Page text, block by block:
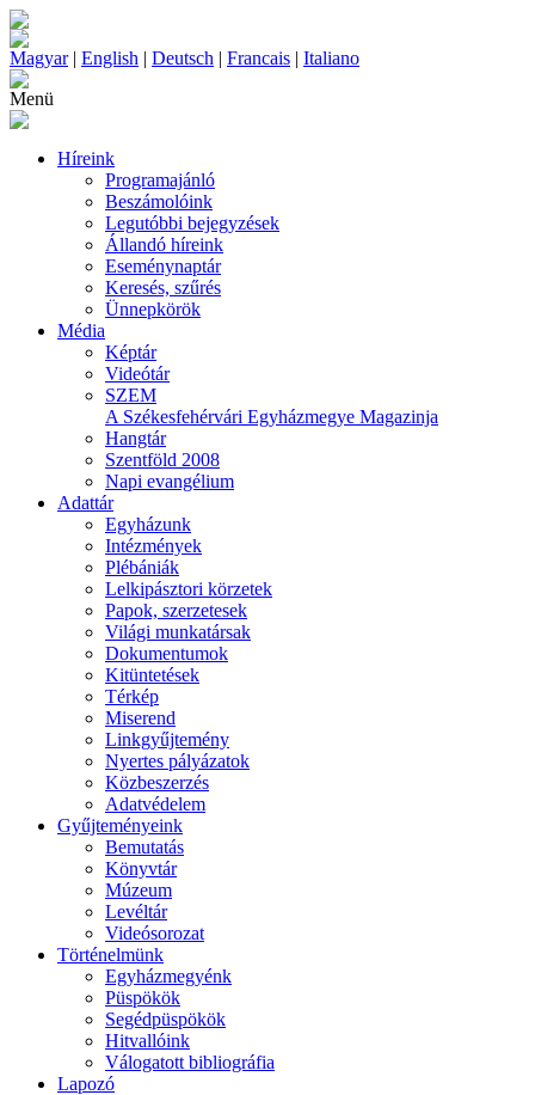
Magyar| English | Deutsch | Francais | Italiano
Menü
Híreink
Programajánló
Beszámolóink
Legutóbbi bejegyzések
Állandó híreink
Eseménynaptár
Keresés, szűrés
Ünnepkörök
Média
Képtár
Videótár
SZEM
A Székesfehérvári Egyházmegye Magazinja
Hangtár
Szentföld 2008
Napi evangélium
Adattár
Egyházunk
Intézmények
Plébániák
Lelkipásztori körzetek
Papok, szerzetesek
Világi munkatársak
Dokumentumok
Kitüntetések
Térkép
Miserend
Linkgyűjtemény
Nyertes pályázatok
Közbeszerzés
Adatvédelem
Gyűjteményeink
Bemutatás
Könyvtár
Múzeum
Levéltár
Videósorozat
Történelmünk
Egyházmegyénk
Püspökök
Segédpüspökök
Hitvallóink
Válogatott bibliográfia
Lapozó